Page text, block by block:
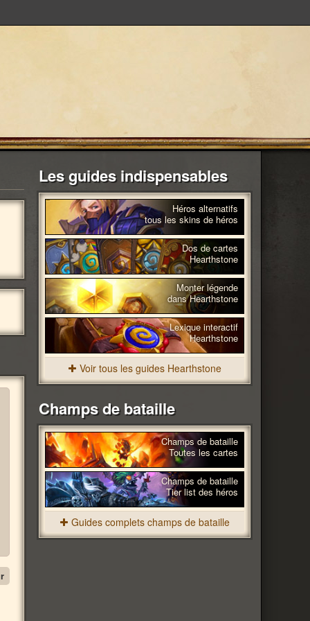
Les guides indispensables
Héros alternatifs
tous les skins de héros
Dos de cartes
Hearthstone
Monter légende
dans Hearthstone
Lexique interactif
Hearthstone
Voir tous les guides Hearthstone
Champs de bataille
Champs de bataille
Toutes les cartes
Champs de bataille
Tier list des héros
Guides complets champs de bataille